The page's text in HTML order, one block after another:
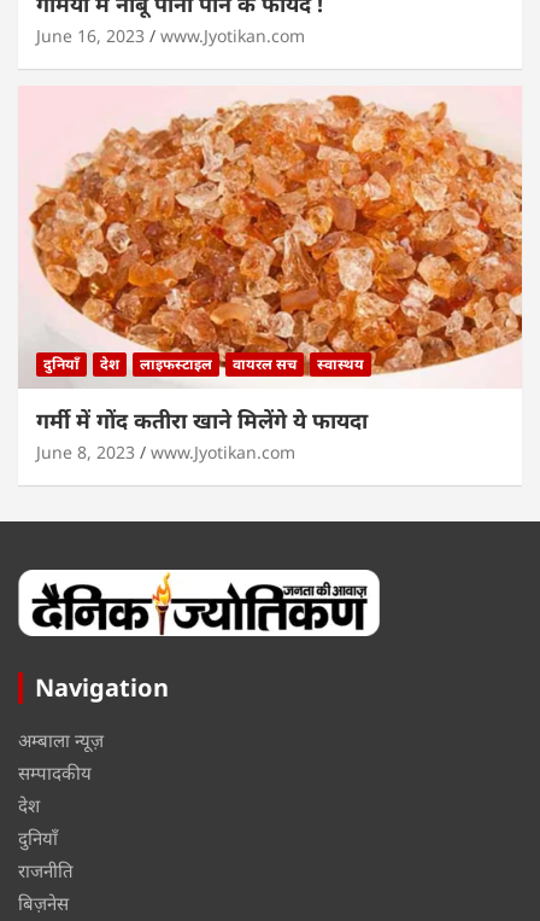
June 16, 2023 www.Jyotikan.com
दुनियाँ देश लाइफस्टाइल वायरल सच स्वास्थय
गर्मी में गोंद कतीरा खाने मिलेंगे ये फायदा
June 8, 2023 www.Jyotikan.com
Navigation
अम्बाला न्यूज़
सम्पादकीय
देश
दुनियाँ
राजनीति
बिज़नेस